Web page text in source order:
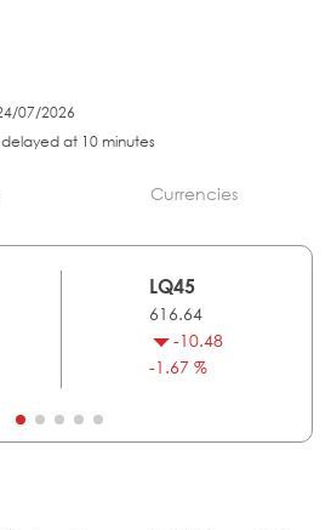
07/2026
at 10 minutes
Currencies
LQ45
616.64
-10.48
-1.67 %